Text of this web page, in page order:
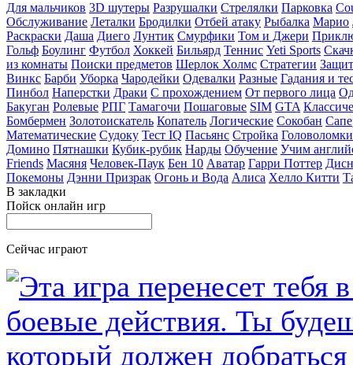
Для мальчиков 3D шутеры Разрушалки Стрелялки Парковка
Обслуживание Леталки Бродилки Отбей атаку Рыбалка Марио
Раскраски Даша Диего Лунтик Смурфики Том и Джери
Гольф Боулинг Футбол Хоккей Бильярд Теннис Yeti Sports
из комнаты Поиски предметов Шерлок Холмс Стратегии
Винкс Барби Уборка Чародейки Одевалки Разные Гадания и
Пинбол Наперстки Драки С прохождением От первого лица
Бакуган Ролевые РПГ Тамагочи Пошаговые SIM GTA
Бомбермен Золотоискатель Копатель Логические Сокобан
Математические Судоку Тест IQ Пасьянс Стройка Головоломки
Домино Пятнашки Кубик-рубик Нарды Обучение Учим
Friends Масяня Человек-Паук Бен 10 Аватар Гарри Поттер
Покемоны Дэнни Призрак Огонь и Вода Алиса Хелло Китти
В закладки
Пойск онлайн игр
Сейчас играют